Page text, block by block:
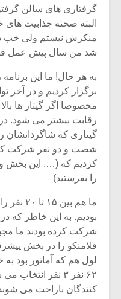
گرفتاری های سالن
البته صحنه جذابیت
منکرش نیستم ولی خب
شد من سال پیش عمل
به هر حال! ما این
برگزار کردیم و در آخر
رقابت بیشتر می شود. در
گیتاری که شاگردانشان
شصت و دو نفر شرکت
کردیم که (…. این بخش
را بفرستید)
ما هم
بودیم. به این خاطر که
شرکت کرده بودند ما
فلامنکو را در بخش
لول هم که آماتور بود به
۶۲ نفر ۳ نفر
کنندگان ناراحت می
میکلوش